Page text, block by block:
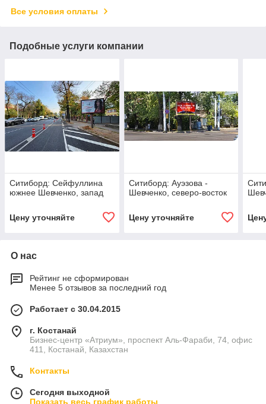
Все условия оплаты
Подобные услуги компании
Ситиборд: Сейфуллина
южнее Шевченко, запад
Цену уточняйте
Ситиборд: Ауэзова -
Шевченко, северо-восток
Цену уточняйте
О нас
Рейтинг не сформирован
Менее 5 отзывов за последний год
Работает с 30.04.2015
г. Костанай
Бизнес-центр «Атриум», проспект Аль-Фараби, 74, офис
411, Костанай, Казахстан
Контакты
Сегодня выходной
Показать весь график работы